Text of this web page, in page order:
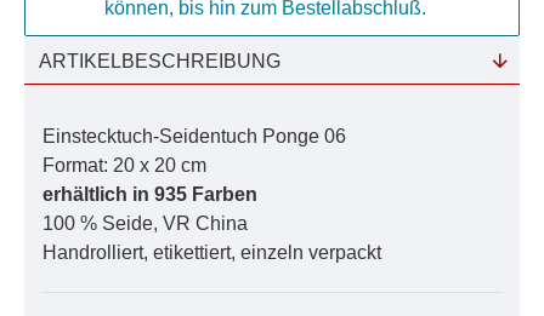
können, bis hin zum Bestellabschluß.
ARTIKELBESCHREIBUNG
Einstecktuch-Seidentuch Ponge 06
Format: 20 x 20 cm
erhältlich in 935 Farben
100 % Seide, VR China
Handrolliert, etikettiert, einzeln verpackt